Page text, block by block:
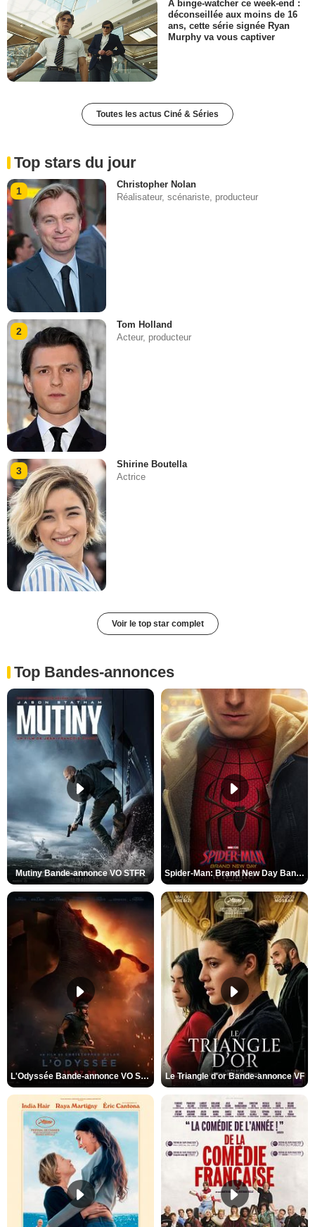
À binge-watcher ce week-end :
déconseillée aux moins de 16
ans, cette série signée Ryan
Murphy va vous captiver
Toutes les actus Ciné & Séries
Top stars du jour
1
Christopher Nolan
Réalisateur, scénariste, producteur
2
Tom Holland
Acteur, producteur
3
Shirine Boutella
Actrice
Voir le top star complet
Top Bandes-annonces
Mutiny Bande-annonce VO STFR Spider-Man: Brand New Day Bande-annonce VO STFR
L'Odyssée Bande-annonce VO STFR Le Triangle d'or Bande-annonce VF